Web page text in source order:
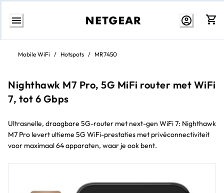
Direct
inhoudMobile WiFi / Hotspots / MR7450
Nighthawk M7 Pro, 5G MiFi router met WiFi
7, tot 6 Gbps
Ultrasnelle, draagbare 5G-router met next-gen WiFi 7: Nighthawk
M7 Pro levert ultieme 5G WiFi-prestaties met privéconnectiviteit
voor maximaal 64 apparaten, waar je ook bent.